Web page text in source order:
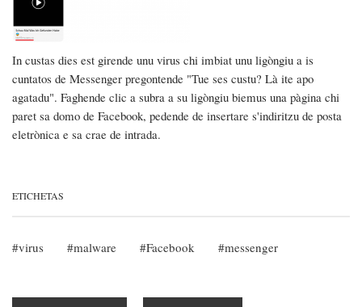
In custas dies est girende unu virus chi imbiat unu ligòngiu a is
cuntatos de Messenger pregontende "Tue ses custu? Là ite apo
agatadu". Faghende clic a subra a su ligòngiu biemus una pàgina chi
paret sa domo de Facebook, pedende de insertare s'indiritzu de posta
eletrònica e sa crae de intrada.
ETICHETAS
virus malware Facebook messenger